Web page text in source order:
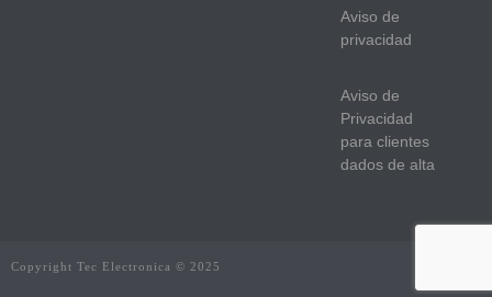
Aviso de
privacidad
Aviso de
Privacidad
para clientes
dados de alta
Copyright Tec Electronica © 2025